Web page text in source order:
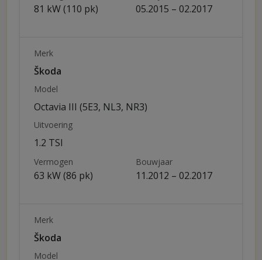
81 kW (110 pk) 05.2015 – 02.2017
Merk
Škoda
Model
Octavia III (5E3, NL3, NR3)
Uitvoering
1.2 TSI
Vermogen
63 kW (86 pk)
Bouwjaar
11.2012 – 02.2017
Merk
Škoda
Model